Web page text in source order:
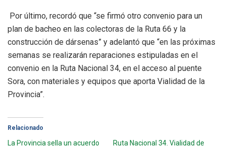
Por último, recordó que “se firmó otro convenio para un
plan de bacheo en las colectoras de la Ruta 66 y la
construcción de dársenas” y adelantó que “en las próximas
semanas se realizarán reparaciones estipuladas en el
convenio en la Ruta Nacional 34, en el acceso al puente
Sora, con materiales y equipos que aporta Vialidad de la
Provincia”.
Relacionado
La Provincia sella un acuerdo
Ruta Nacional 34. Vialidad de